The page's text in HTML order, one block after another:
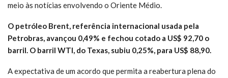
meio às notícias envolvendo o Oriente Médio.
O petróleo Brent, referência internacional usada pela
Petrobras, avançou 0,49% e fechou cotado a US$ 92,70 o
barril. O barril WTI, do Texas, subiu 0,25%, para US$ 88,90.
A expectativa de um acordo que permita a reabertura plena do